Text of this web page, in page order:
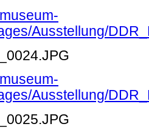
Ausstellung/
Ausstellung/